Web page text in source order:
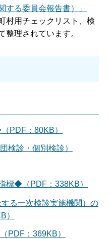
する委員会報告書）」
村用チェックリスト、検
整理されています。
PDF：80KB）
検診・個別検診）
標◆（PDF：338KB）
る一次検診実施機関）の
）
PDF：369KB）